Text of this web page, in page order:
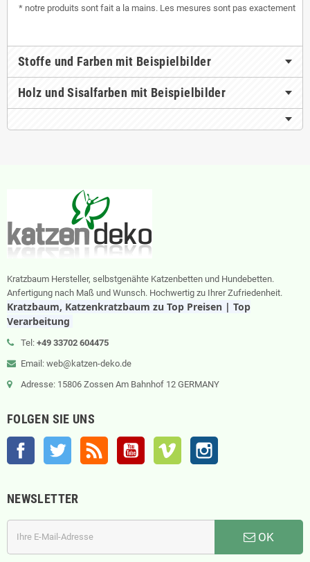
* notre produits sont fait a la mains. Les mesures sont pas exactement
Stoffe und Farben mit Beispielbilder
Holz und Sisalfarben mit Beispielbilder
Kratzbaum Hersteller, selbstgenähte Katzenbetten und Hundebetten.
Anfertigung nach Maß und Wunsch. Hochwertig zu Ihrer Zufriedenheit.
Kratzbaum, Katzenkratzbaum zu Top Preisen | Top
Verarbeitung
Tel: +49 33702 604475
Email: web@katzen-deko.de
Adresse: 15806 Zossen Am Bahnhof 12 GERMANY
FOLGEN SIE UNS
Facebook Twitter RSS YouTube Vimeo
NEWSLETTER
OK